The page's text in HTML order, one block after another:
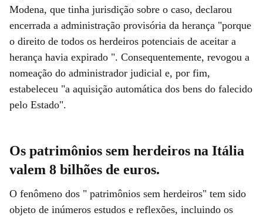
Modena, que tinha jurisdição sobre o caso, declarou
encerrada a administração provisória da herança "porque
o direito de todos os herdeiros potenciais de aceitar a
herança havia expirado ". Consequentemente, revogou a
nomeação do administrador judicial e, por fim,
estabeleceu "a aquisição automática dos bens do falecido
pelo Estado".
Os patrimônios sem herdeiros na Itália
valem 8 bilhões de euros.
O fenômeno dos " patrimônios sem herdeiros" tem sido
objeto de inúmeros estudos e reflexões, incluindo os